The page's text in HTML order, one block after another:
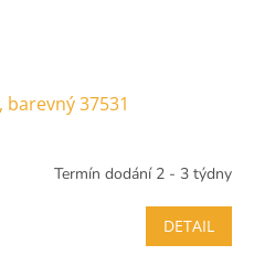
barevný 37531
Termín dodání 2 - 3 týdny
DETAIL